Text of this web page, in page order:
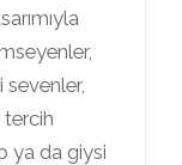
sevenler,
tercih
ya da giysi